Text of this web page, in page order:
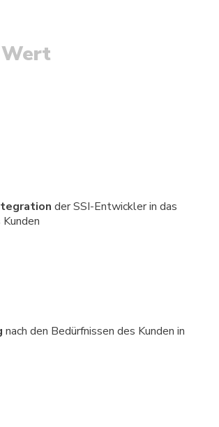
Wert
der SSI-Entwickler in das
nach den Bedürfnissen des Kunden in